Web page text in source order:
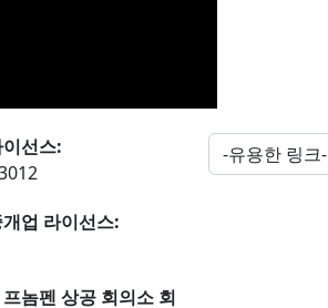
선스:
업 라이선스:
놈펜 상공 회의소 회